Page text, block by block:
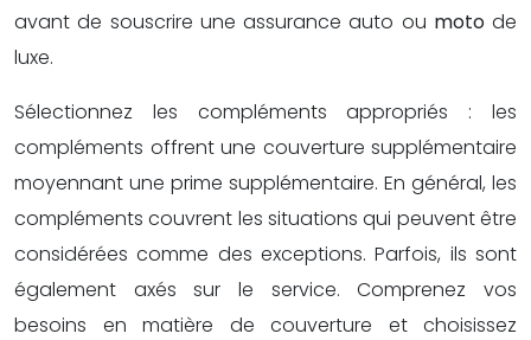
avant de souscrire une assurance auto ou moto de
luxe.
Sélectionnez les compléments appropriés : les
compléments offrent une couverture supplémentaire
moyennant une prime supplémentaire. En général, les
compléments couvrent les situations qui peuvent être
considérées comme des exceptions. Parfois, ils sont
également axés sur le service. Comprenez vos
besoins en matière de couverture et choisissez